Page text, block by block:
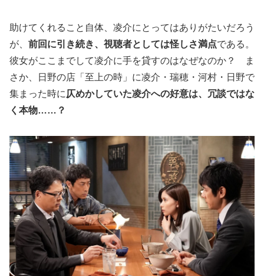
助けてくれること自体、凌介にとってはありがたいだろう
が、 前回に引き続き、視聴者としては怪しさ満点である。
彼女がここまでして凌介に手を貸すのはなぜなのか？ ま
さか、日野の店「至上の時」に凌介・瑞穂・河村・日野で
集まった時に仄めかしていた凌介への好意は、冗談ではな
く本物……？